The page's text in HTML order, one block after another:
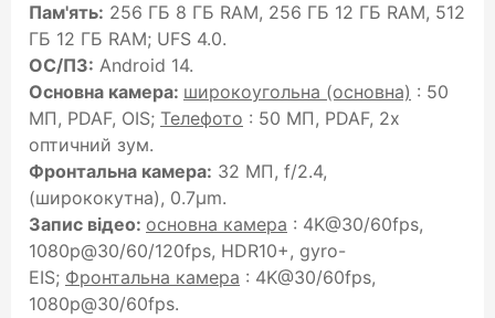
Пам'ять: 256 ГБ 8 ГБ RAM, 256 ГБ 12 ГБ RAM, 512
ГБ 12 ГБ RAM; UFS 4.0.
ОС/ПЗ: Android 14.
Основна камера: широкоугольна (основна) : 50
МП, PDAF, OIS; Телефото : 50 МП, PDAF, 2x
оптичний зум.
Фронтальна камера: 32 МП, f/2.4,
(ширококутна), 0.7µm.
Запис відео: основна камера : 4K@30/60fps,
1080p@30/60/120fps, HDR10+, gyro-
EIS; Фронтальна камера : 4K@30/60fps,
1080p@30/60fps.